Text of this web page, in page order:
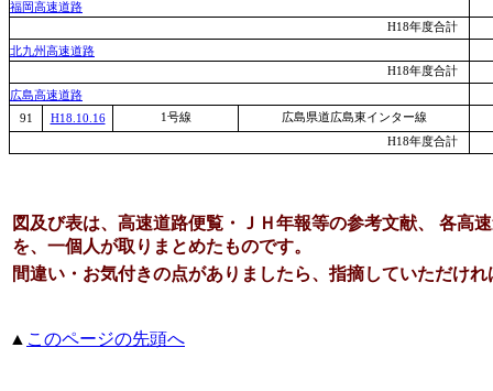
福岡高速道路
H18年度合計
北九州高速道路
H18年度合計
広島高速道路
91
H18.10.16 1号線
広島県道広島東インター線
H18年度合計
図及び表は、高速道路便覧・ＪＨ年報等の参考文献、 各高
を、一個人が取りまとめたものです。
間違い・お気付きの点がありましたら、指摘していただけ
▲ このページの先頭へ